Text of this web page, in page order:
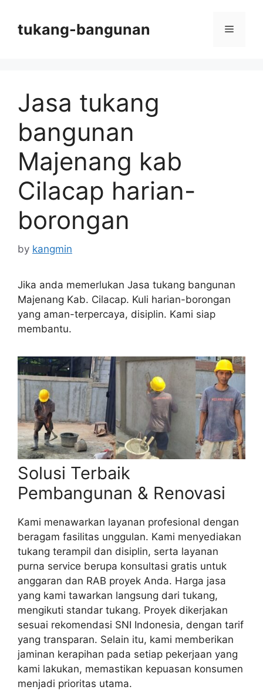
contenttukang-bangunan Menu
Jasa tukang
bangunan
Majenang kab
Cilacap harian-
borongan
by kangmin
Jika anda memerlukan Jasa tukang bangunan
Majenang Kab. Cilacap. Kuli harian-borongan
yang aman-terpercaya, disiplin. Kami siap
membantu.
Solusi Terbaik
Pembangunan & Renovasi
Kami menawarkan layanan profesional dengan
beragam fasilitas unggulan. Kami menyediakan
tukang terampil dan disiplin, serta layanan
purna service berupa konsultasi gratis untuk
anggaran dan RAB proyek Anda. Harga jasa
yang kami tawarkan langsung dari tukang,
mengikuti standar tukang. Proyek dikerjakan
sesuai rekomendasi SNI Indonesia, dengan tarif
yang transparan. Selain itu, kami memberikan
jaminan kerapihan pada setiap pekerjaan yang
kami lakukan, memastikan kepuasan konsumen
menjadi prioritas utama.